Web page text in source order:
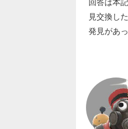
回答は本
見交換し
発見があ